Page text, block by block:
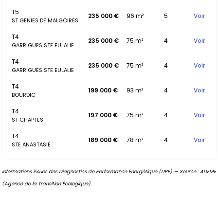
T5
ST GENIES DE MALGOIRES
235 000 € 96 m² 5 Voir
T4
GARRIGUES STE EULALIE
235 000 € 75 m² 4 Voir
T4
GARRIGUES STE EULALIE
235 000 € 75 m² 4 Voir
T4
BOURDIC
199 000 € 93 m² 4 Voir
T4
ST CHAPTES
197 000 € 75 m² 4 Voir
T4
STE ANASTASIE
189 000 € 78 m² 4 Voir
Informations issues des Diagnostics de Performance Énergétique (DPE) — Source : ADEME
(Agence de la Transition Écologique).